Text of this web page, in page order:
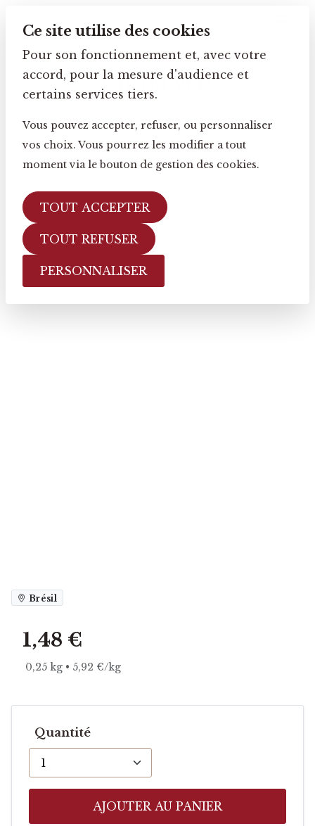
Ce site utilise des cookies
Pour son fonctionnement et, avec votre
accord, pour la mesure d'audience et
certains services tiers.
Vous pouvez accepter, refuser, ou personnaliser
vos choix. Vous pourrez les modifier a tout
moment via le bouton de gestion des cookies.
TOUT ACCEPTER
TOUT REFUSER
PERSONNALISER
Citron vert
Brésil
1,48 €
0,25 kg • 5,92 €/kg
Quantité
AJOUTER AU PANIER